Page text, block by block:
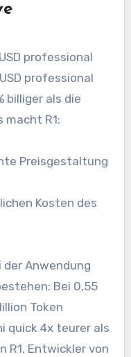
professional
professional
billiger als die
macht R1:
Preisgestaltung
Kosten des
der Anwendung
Bei 0,55
Token
quick 4x teurer als
R1. Entwickler von